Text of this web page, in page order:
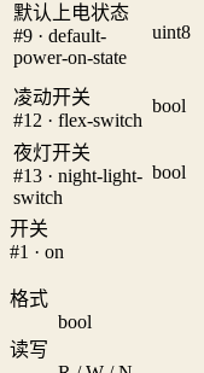
默认上电状态
#9 · default-
power-on-state
uint8
凌动开关
#12 · flex-switch
bool
夜灯开关
#13 · night-light-
switch
bool
开关
#1 · on
格式
bool
读写